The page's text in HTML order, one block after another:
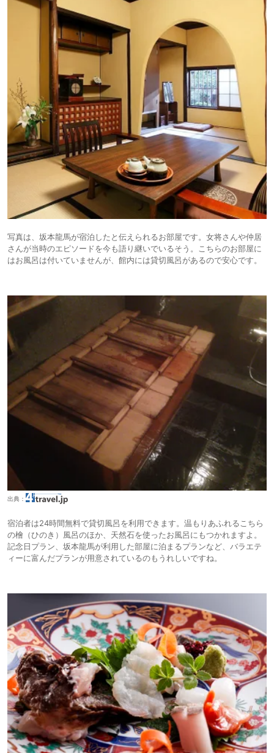
写真は、坂本龍馬が宿泊したと伝えられるお部屋です。女将さんや仲居
さんが当時のエピソードを今も語り継いでいるそう。こちらのお部屋に
はお風呂は付いていませんが、館内には貸切風呂があるので安心です。
出典：
宿泊者は24時間無料で貸切風呂を利用できます。温もりあふれるこちら
の檜（ひのき）風呂のほか、天然石を使ったお風呂にもつかれますよ。
記念日プラン、坂本龍馬が利用した部屋に泊まるプランなど、バラエテ
ィーに富んだプランが用意されているのもうれしいですね。